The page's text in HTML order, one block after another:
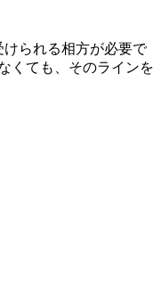
られる相方が必要で
くても、そのラインを